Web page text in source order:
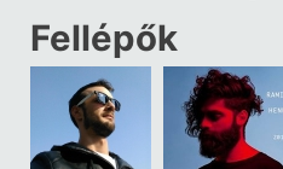
Fellépők